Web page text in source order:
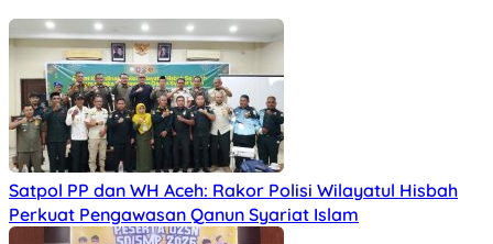
Satpol PP dan WH Aceh: Rakor Polisi Wilayatul Hisbah
Perkuat Pengawasan Qanun Syariat Islam